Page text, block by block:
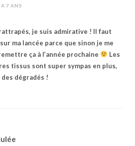
A 7 ANS
je suis admirative ! Il faut
ma lancée parce que sinon je me
ça à l’année prochaine
Les
tissus sont super sympas en plus,
dégradés !